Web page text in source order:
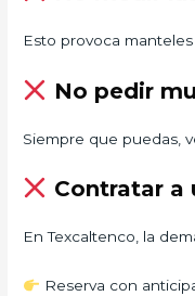
Esto provoca
No pedir
Siempre que puedas,
Contratar
En Texcaltenco, la
Reserva con